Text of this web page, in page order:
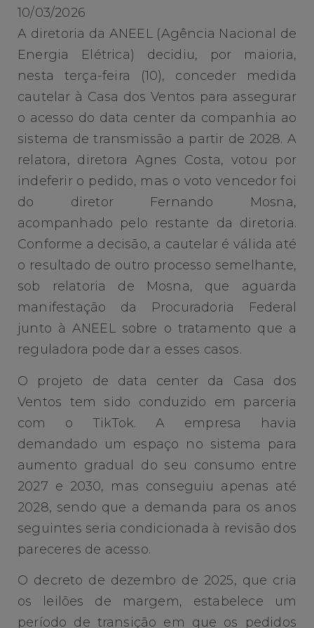
10/03/2026
A diretoria da ANEEL (Agência Nacional de
Energia Elétrica) decidiu, por maioria,
nesta terça-feira (10), conceder medida
cautelar à Casa dos Ventos para assegurar
o acesso do data center da companhia ao
sistema de transmissão a partir de 2028. A
relatora, diretora Agnes Costa, votou por
indeferir o pedido, mas o voto vencedor foi
do diretor Fernando Mosna,
acompanhado pelo restante da diretoria.
Conforme a decisão, a cautelar é válida até
o resultado de outro processo semelhante,
sob relatoria de Mosna, que aguarda
manifestação da Procuradoria Federal
junto à ANEEL sobre o tratamento que a
reguladora pode dar a esses casos.
O projeto de data center da Casa dos
Ventos tem sido conduzido em parceria
com o TikTok. A empresa havia
demandado um espaço no sistema para
aumento gradual do seu consumo entre
2027 e 2030, mas conseguiu apenas até
2028, sendo que a demanda para os anos
seguintes seria condicionada à revisão dos
pareceres de acesso.
O decreto de dezembro de 2025, que cria
os leilões de margem, estabelece um
período de transição em que os pedidos